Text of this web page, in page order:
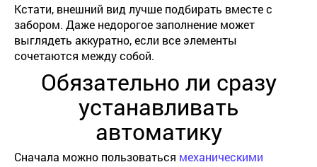
Кстати, внешний вид лучше подбирать вместе с
забором. Даже недорогое заполнение может
выглядеть аккуратно, если все элементы
сочетаются между собой.
Обязательно ли сразу
устанавливать
автоматику
Сначала можно пользоваться механическими